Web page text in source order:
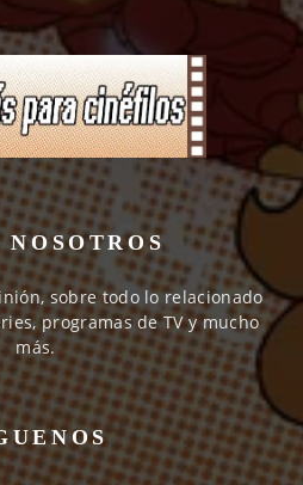
NOSOTROS
sobre todo lo relacionado
programas de TV y mucho
más.